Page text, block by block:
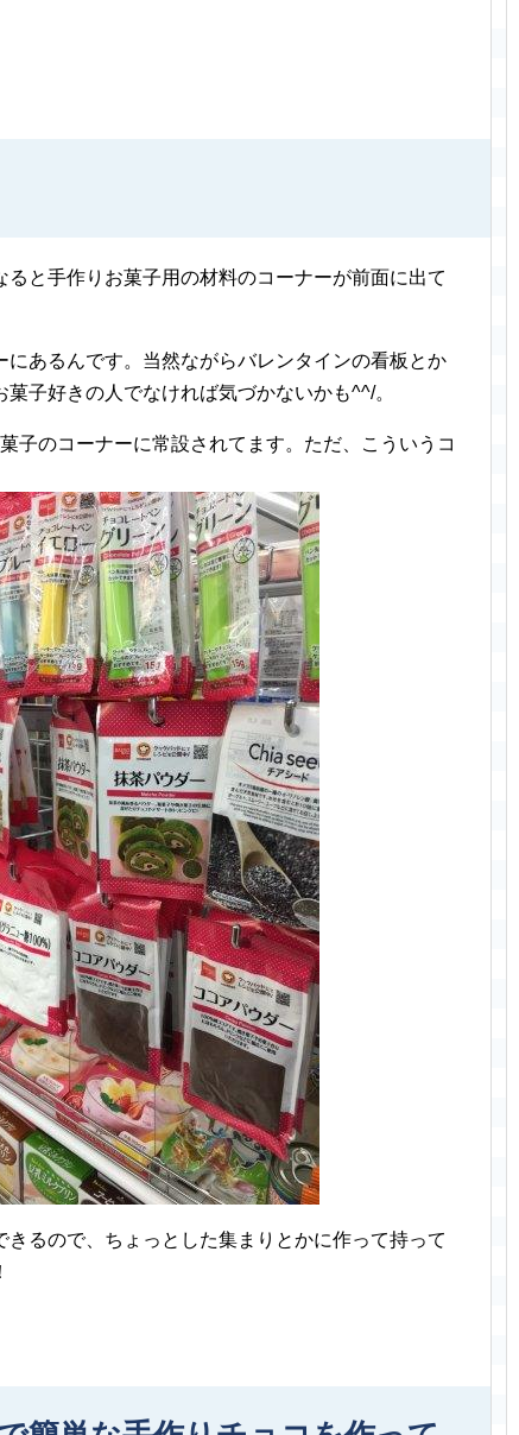
と手作りお菓子用の材料のコーナーが前面に出て
あるんです。当然ながらバレンタインの看板とか
子好きの人でなければ気づかないかも^^/。
子のコーナーに常設されてます。ただ、こういうコ
るので、ちょっとした集まりとかに作って持って